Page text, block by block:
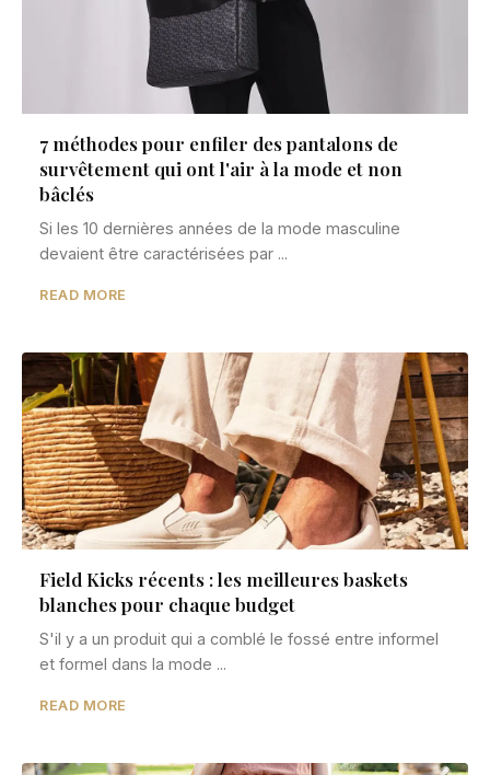
7 méthodes pour enfiler des pantalons de
survêtement qui ont l'air à la mode et non
bâclés
Si les 10 dernières années de la mode masculine
devaient être caractérisées par ...
READ MORE
Field Kicks récents : les meilleures baskets
blanches pour chaque budget
S'il y a un produit qui a comblé le fossé entre informel
et formel dans la mode ...
READ MORE